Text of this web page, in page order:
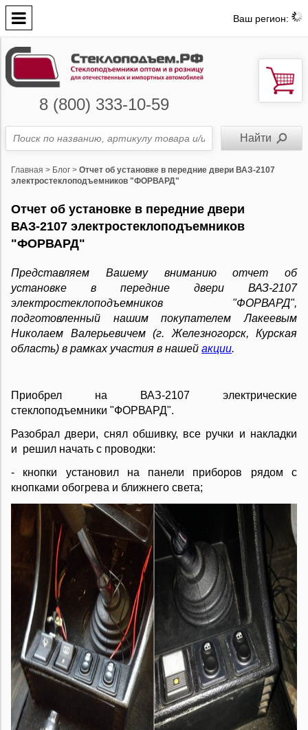
Ваш регион:
8 (800) 333-10-59
Главная > Блог > Отчет об установке в передние двери ВАЗ-2107
электростеклоподъемников "ФОРВАРД"
Отчет об установке в передние двери
ВАЗ-2107 электростеклоподъемников
"ФОРВАРД"
Представляем Вашему вниманию отчет об
установке в передние двери ВАЗ-2107
электростеклоподъемников "ФОРВАРД",
подготовленный нашим покупателем Лакеевым
Николаем Валерьевичем (г. Железногорск, Курская
область) в рамках участия в нашей акции.
Приобрел на ВАЗ-2107 электрические
стеклоподъемники "ФОРВАРД".
Разобрал двери, снял обшивку, все ручки и накладки
и решил начать с проводки:
- кнопки установил на панели приборов рядом с
кнопками обогрева и ближнего света;